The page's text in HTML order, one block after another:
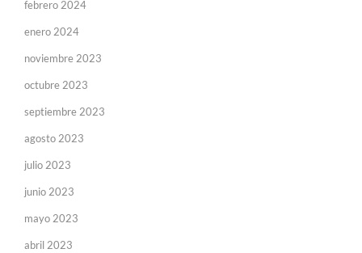
febrero 2024
enero 2024
noviembre 2023
octubre 2023
septiembre 2023
agosto 2023
julio 2023
junio 2023
mayo 2023
abril 2023